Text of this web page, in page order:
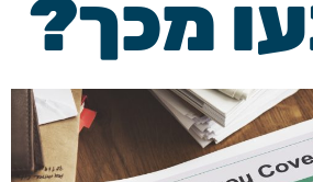
מכך?